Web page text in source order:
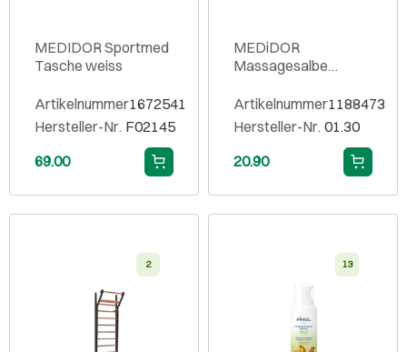
MEDIDOR Sportmed
Tasche weiss
Artikelnummer1672541
Hersteller-Nr. F02145
69.00
MEDiDOR
Massagesalbe
Artikelnummer1188473
Hersteller-Nr. 01.30
20.90
2 13